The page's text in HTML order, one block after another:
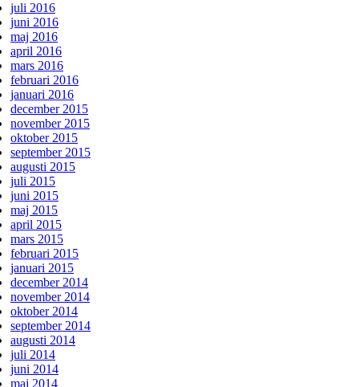
juli 2016
juni 2016
maj 2016
april 2016
mars 2016
februari 2016
januari 2016
december 2015
november 2015
oktober 2015
september 2015
augusti 2015
juli 2015
juni 2015
maj 2015
april 2015
mars 2015
februari 2015
januari 2015
december 2014
november 2014
oktober 2014
september 2014
augusti 2014
juli 2014
juni 2014
maj 2014